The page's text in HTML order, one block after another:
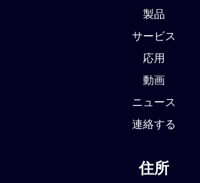
製品
サービス
応用
動画
ニュース
連絡する
住所